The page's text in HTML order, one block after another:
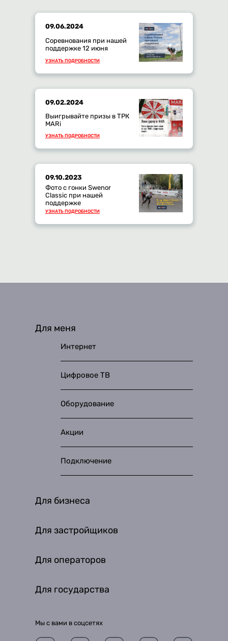
09.06.2024
Соревнования при нашей
поддержке 12 июня
УЗНАТЬ ПОДРОБНОСТИ
09.02.2024
Выигрывайте призы в ТРК
MARi
УЗНАТЬ ПОДРОБНОСТИ
09.10.2023
Фото с гонки Swenor
Classic при нашей
поддержке
УЗНАТЬ ПОДРОБНОСТИ
Для меня
Интернет
Цифровое ТВ
Оборудование
Акции
Подключение
Для бизнеса
Для застройщиков
Для операторов
Для государства
Мы с вами в соцсетях